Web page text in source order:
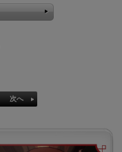
次へ